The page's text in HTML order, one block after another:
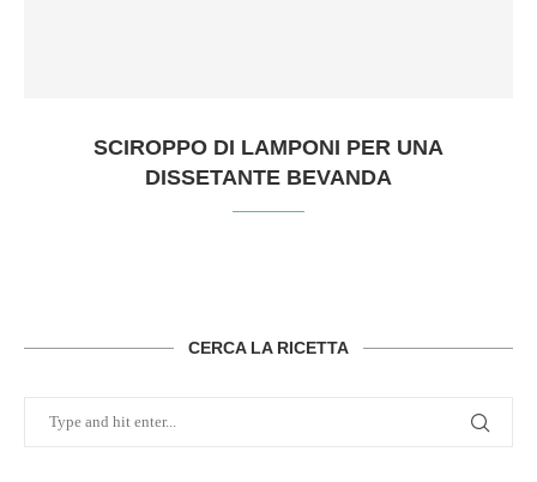
SCIROPPO DI LAMPONI PER UNA
DISSETANTE BEVANDA
CERCA LA RICETTA